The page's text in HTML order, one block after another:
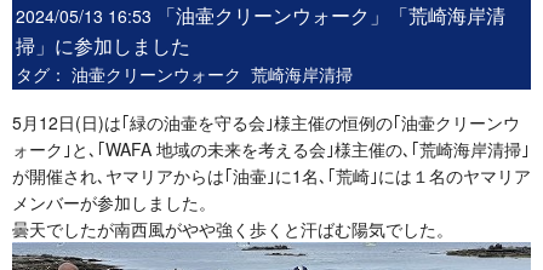
2024/05/13 16:53
「油壷クリーンウォーク」「荒崎海岸清
掃」に参加しました
タグ： 油壷クリーンウォーク 荒崎海岸清掃
5月12日(日)は｢緑の油壷を守る会｣様主催の恒例の｢油壷クリーンウ
ォーク｣と､｢WAFA 地域の未来を考える会｣様主催の､｢荒崎海岸清掃｣
が開催され､ヤマリアからは｢油壷｣に1名､｢荒崎｣には１名のヤマリア
メンバーが参加しました。
曇天でしたが南西風がやや強く歩くと汗ばむ陽気でした。